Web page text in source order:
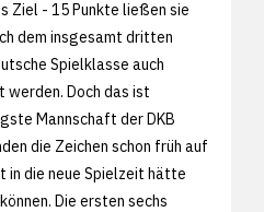
Ziel - 15 Punkte ließen sie
dem insgesamt dritten
Spielklasse auch
Doch das ist
Mannschaft der DKB
die Zeichen schon früh auf
in die neue Spielzeit hätte
Die ersten sechs